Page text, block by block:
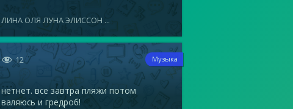
ЛИНА ОЛЯ ЛУНА ЭЛИССОН ...
 12 Музыка
нетнет. все завтра пляжи потом
валяюсь и гредроб!